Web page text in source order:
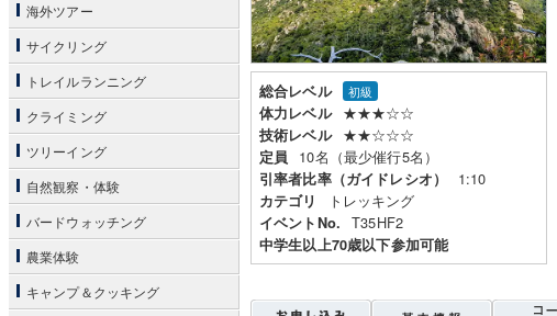
総合レベル 初級
体力レベル ★★★☆☆
技術レベル ★★☆☆☆
定員 10名（最少催行5名）
引率者比率（ガイドレシオ） 1:10
カテゴリ トレッキング
イベントNo. T35HF2
中学生以上70歳以下参加可能
海外ツアー
サイクリング
トレイルランニング
クライミング
ツリーイング
自然観察・体験
バードウォッチング
農業体験
キャンプ＆クッキング